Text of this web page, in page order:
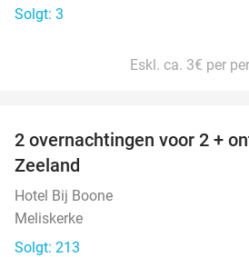
Solgt: 3
Eskl. ca. 3€ per
2 overnachtingen voor 2 +
Zeeland
Hotel Bij Boone
Meliskerke
Solgt: 213